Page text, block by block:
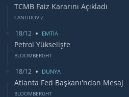
TCMB Faiz Kararını Açıkladı
CANLIDÖVİZ
18/12 EMTİA
Petrol Yükselişte
BLOOMBERGHT
18/12 DUNYA
Atlanta Fed Başkanı'ndan Mesaj
BLOOMBERGHT